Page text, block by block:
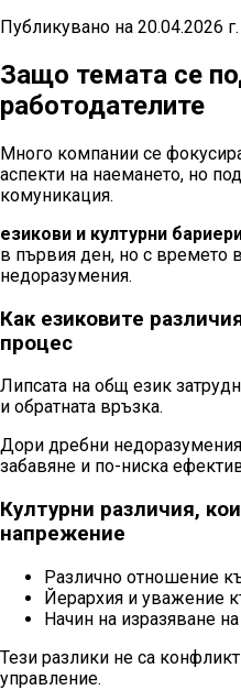
Публикувано на 20.04.2026 г.
Защо темата се
работодателите
Много компании се
аспекти на наемането, но
комуникация.
езикови и културни
в първия ден, но с времето
недоразумения.
Как езиковите
процес
Липсата на общ език
и обратната връзка.
Дори дребни
забавяне и по-ниска
Културни различия,
напрежение
Различно отношение
Йерархия и уважение
Начин на изразяване
Тези разлики не са
управление.